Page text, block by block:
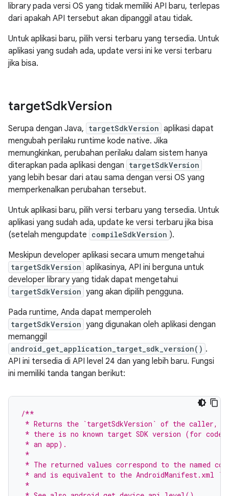
library pada versi OS yang tidak memiliki API baru, terlepas
dari apakah API tersebut akan dipanggil atau tidak.
Untuk aplikasi baru, pilih versi terbaru yang tersedia. Untuk
aplikasi yang sudah ada, update versi ini ke versi terbaru
jika bisa.
targetSdkVersion
Serupa dengan Java, targetSdkVersion aplikasi dapat
mengubah perilaku runtime kode native. Jika
memungkinkan, perubahan perilaku dalam sistem hanya
diterapkan pada aplikasi dengan targetSdkVersion
yang lebih besar dari atau sama dengan versi OS yang
memperkenalkan perubahan tersebut.
Untuk aplikasi baru, pilih versi terbaru yang tersedia. Untuk
aplikasi yang sudah ada, update ke versi terbaru jika bisa
(setelah mengupdate compileSdkVersion ).
Meskipun developer aplikasi secara umum mengetahui
targetSdkVersion aplikasinya, API ini berguna untuk
developer library yang tidak dapat mengetahui
targetSdkVersion yang akan dipilih pengguna.
Pada runtime, Anda dapat memperoleh
targetSdkVersion yang digunakan oleh aplikasi dengan
memanggil
android_get_application_target_sdk_version() .
API ini tersedia di API level 24 dan yang lebih baru. Fungsi
ini memiliki tanda tangan berikut:
/**
* Returns the `targetSdkVersion` of the caller, or
* there is no known target SDK version (for
* an app).
*
* The returned values correspond to the named
* and is equivalent to the AndroidManifest.xml
*